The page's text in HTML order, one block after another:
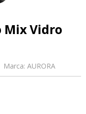
Mix Vidro
Marca: AURORA